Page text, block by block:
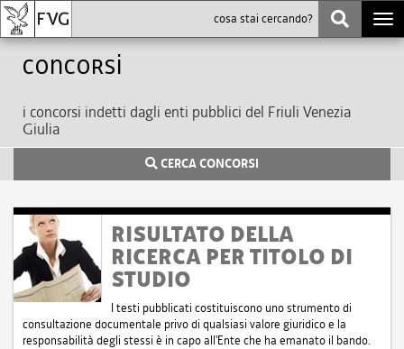
Concorsi
i concorsi indetti dagli enti pubblici del Friuli Venezia
Giulia
CERCA CONCORSI
RISULTATO DELLA
RICERCA PER TITOLO DI
STUDIO
I testi pubblicati costituiscono uno strumento di
consultazione documentale privo di qualsiasi valore giuridico e la
responsabilità degli stessi è in capo all'Ente che ha emanato il bando.